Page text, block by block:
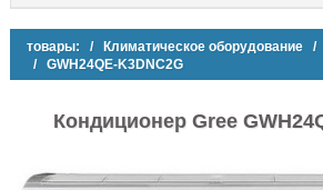
товары: / Климатическое оборудование /
/ GWH24QE-K3DNC2G
Кондиционер Gree